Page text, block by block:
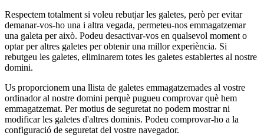
Respectem totalment si voleu rebutjar les galetes, però per evitar
demanar-vos-ho una i altra vegada, permeteu-nos emmagatzemar
una galeta per això. Podeu desactivar-vos en qualsevol moment o
optar per altres galetes per obtenir una millor experiència. Si
rebutgeu les galetes, eliminarem totes les galetes establertes al nostre
domini.
Us proporcionem una llista de galetes emmagatzemades al vostre
ordinador al nostre domini perquè pugueu comprovar què hem
emmagatzemat. Per motius de seguretat no podem mostrar ni
modificar les galetes d'altres dominis. Podeu comprovar-ho a la
configuració de seguretat del vostre navegador.